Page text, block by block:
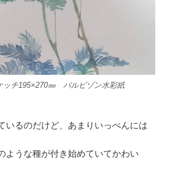
チ195×270㎜ バルビゾン水彩紙
いるのだけど、あまりいっぺんには
ような種が付き始めていてかわい